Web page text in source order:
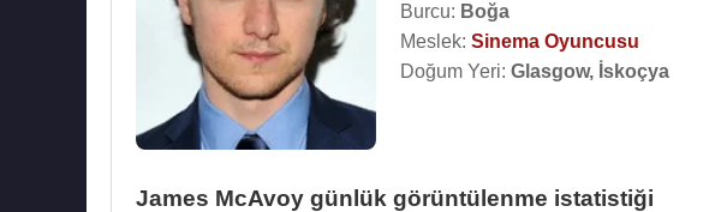
Burcu: Boğa
Meslek: Sinema Oyuncusu
Doğum Yeri: Glasgow, İskoçya
James McAvoy günlük görüntülenme istatistiği